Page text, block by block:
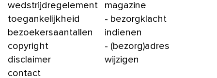
wedstrijdregelement
toegankelijkheid
bezoekersaantallen
copyright
disclaimer
contact
magazine
- bezorgklacht
indienen
- (bezorg)adres
wijzigen